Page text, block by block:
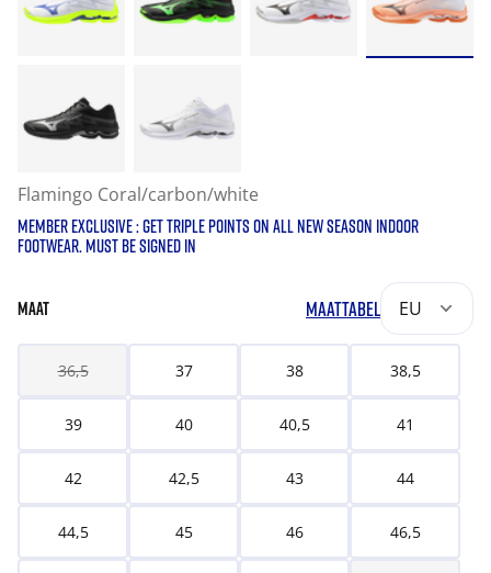
Flamingo Coral/carbon/white
MEMBER EXCLUSIVE : GET TRIPLE POINTS ON ALL NEW SEASON INDOOR
FOOTWEAR. MUST BE SIGNED IN
MAAT MAATTABEL EU
36,5 37 38 38,5
39 40 40,5 41
42 42,5 43 44
44,5 45 46 46,5